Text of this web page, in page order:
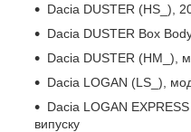
Dacia DUSTER (HS_),
Dacia DUSTER Box
Dacia DUSTER (HM_),
Dacia LOGAN (LS_),
Dacia LOGAN
випуску